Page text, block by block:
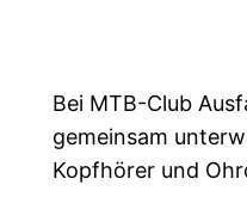
Bei MTB-Club
gemeinsam
Kopfhörer und